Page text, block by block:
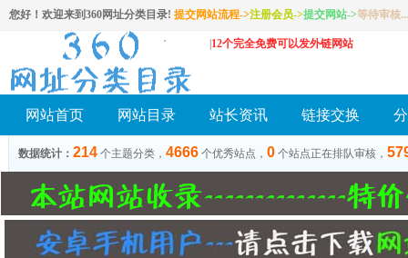
您好！欢迎来到360网址分类目录! 提交网站流程->注册会员->提交网站->等待审核...
12个完全免费可以发外链网站
网站首页 网站目录 站长资讯 链接交换
数据统计： 214 个主题分类， 4666 个优秀站点， 0 个站点正在排队审核，